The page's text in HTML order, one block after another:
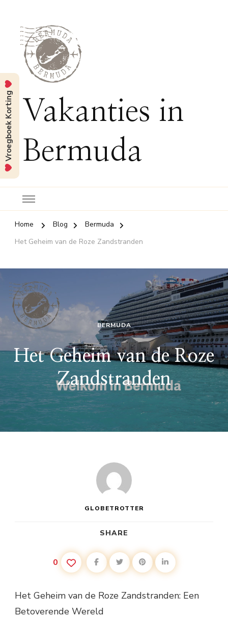
Vakanties in
Bermuda
Home Blog
Bermuda
Het Geheim van de Roze Zandstranden
BERMUDA
Het Geheim van de Roze
Zandstranden
GLOBETROTTER
SHARE
0
Het Geheim van de Roze Zandstranden: Een
Betoverende Wereld
Vroegboek Korting